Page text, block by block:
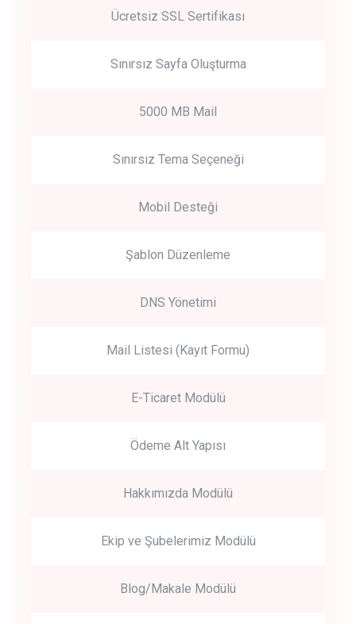
Start by trying our service for 30 days free trial no credit card
Ücretsiz SSL Sertifikası
Sınırsız Sayfa Oluşturma
5000 MB Mail
Sınırsız Tema Seçeneği
Mobil Desteği
Şablon Düzenleme
DNS Yönetimi
Mail Listesi (Kayıt Formu)
E-Ticaret Modülü
Ödeme Alt Yapısı
Hakkımızda Modülü
Ekip ve Şubelerimiz Modülü
Blog/Makale Modülü